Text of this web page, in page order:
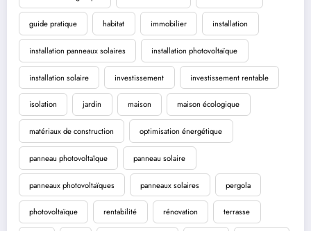
guide pratique habitat immobilier installation
installation panneaux solaires installation photovoltaïque
installation solaire investissement investissement rentable
isolation jardin maison maison écologique
matériaux de construction optimisation énergétique
panneau photovoltaïque panneau solaire
panneaux photovoltaïques panneaux solaires pergola
photovoltaïque rentabilité rénovation terrasse